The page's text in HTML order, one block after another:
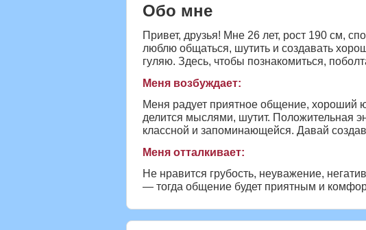
Обо мне
Привет, друзья! Мне 26 лет, рост 190 см,
люблю общаться, шутить и создавать
гуляю. Здесь, чтобы познакомиться,
Меня возбуждает:
Меня радует приятное общение, хороший
делится мыслями, шутит. Положительная
классной и запоминающейся. Давай
Меня отталкивает:
Не нравится грубость, неуважение,
— тогда общение будет приятным и